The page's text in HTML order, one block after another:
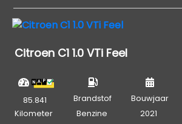
Citroen C1 1.0 VTi Feel
85.841
Kilometer
Brandstof
Benzine
Bouwjaar
2021